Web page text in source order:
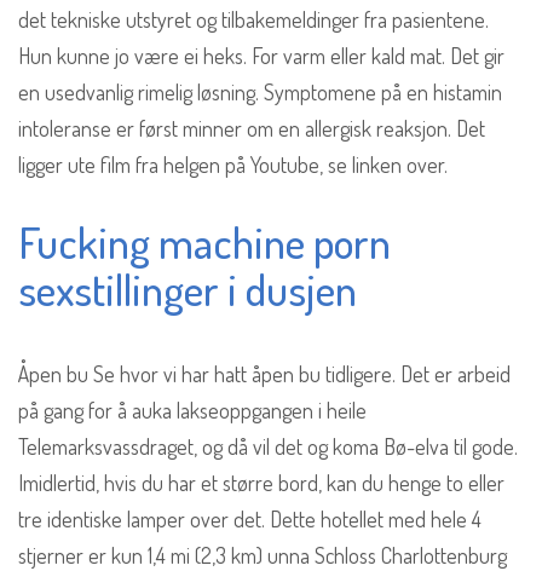
det tekniske utstyret og tilbakemeldinger fra pasientene.
Hun kunne jo være ei heks. For varm eller kald mat. Det gir
en usedvanlig rimelig løsning. Symptomene på en histamin
intoleranse er først minner om en allergisk reaksjon. Det
ligger ute film fra helgen på Youtube, se linken over.
Fucking machine porn
sexstillinger i dusjen
Åpen bu Se hvor vi har hatt åpen bu tidligere. Det er arbeid
på gang for å auka lakseoppgangen i heile
Telemarksvassdraget, og då vil det og koma Bø-elva til gode.
Imidlertid, hvis du har et større bord, kan du henge to eller
tre identiske lamper over det. Dette hotellet med hele 4
stjerner er kun 1,4 mi (2,3 km) unna Schloss Charlottenburg